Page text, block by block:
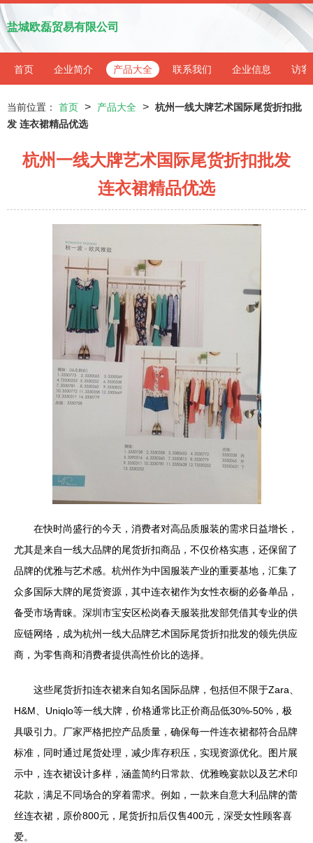
盐城欧磊贸易有限公司
首页 企业简介 产品大全 联系我们 企业信息 访客
当前位置： 首页 > 产品大全 > 杭州一线大牌艺术国际尾货折扣批
发 连衣裙精品优选
杭州一线大牌艺术国际尾货折扣批发
连衣裙精品优选
在快时尚盛行的今天，消费者对高品质服装的需求日益增长，
尤其是来自一线大品牌的尾货折扣商品，不仅价格实惠，还保留了
品牌的优雅与艺术感。杭州作为中国服装产业的重要基地，汇集了
众多国际大牌的尾货资源，其中连衣裙作为女性衣橱的必备单品，
备受市场青睐。深圳市宝安区松岗春天服装批发部凭借其专业的供
应链网络，成为杭州一线大品牌艺术国际尾货折扣批发的领先供应
商，为零售商和消费者提供高性价比的选择。
这些尾货折扣连衣裙来自知名国际品牌，包括但不限于Zara、
H&M、Uniqlo等一线大牌，价格通常比正价商品低30%-50%，极
具吸引力。厂家严格把控产品质量，确保每一件连衣裙都符合品牌
标准，同时通过尾货处理，减少库存积压，实现资源优化。图片展
示中，连衣裙设计多样，涵盖简约日常款、优雅晚宴款以及艺术印
花款，满足不同场合的穿着需求。例如，一款来自意大利品牌的蕾
丝连衣裙，原价800元，尾货折扣后仅售400元，深受女性顾客喜
爱。